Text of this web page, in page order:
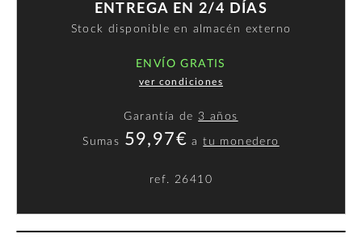
ENTREGA EN 2/4 DÍAS
Stock disponible en almacén externo
ENVÍO GRATIS
ver condiciones
Garantía de 3 años
Sumas 59,97€ atu monedero
ref. 26410